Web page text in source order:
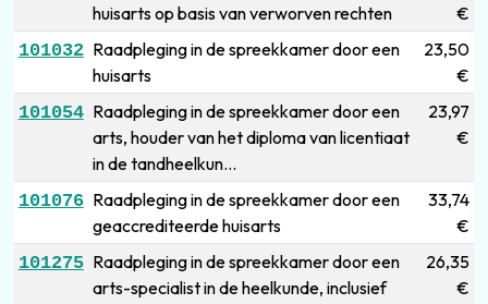
huisarts op basis van verworven rechten
€
101032 Raadpleging in de spreekkamer door een
huisarts
23,50
€
101054 Raadpleging in de spreekkamer door een
arts, houder van het diploma van licentiaat
in de tandheelkun...
23,97
€
101076 Raadpleging in de spreekkamer door een
geaccrediteerde huisarts
33,74
€
101275 Raadpleging in de spreekkamer door een
arts-specialist in de heelkunde, inclusief
26,35
€